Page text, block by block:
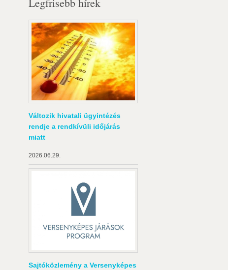
Változik hivatali ügyintézés
rendje a rendkívüli időjárás
miatt
2026.06.29.
Sajtóközlemény a Versenyképes